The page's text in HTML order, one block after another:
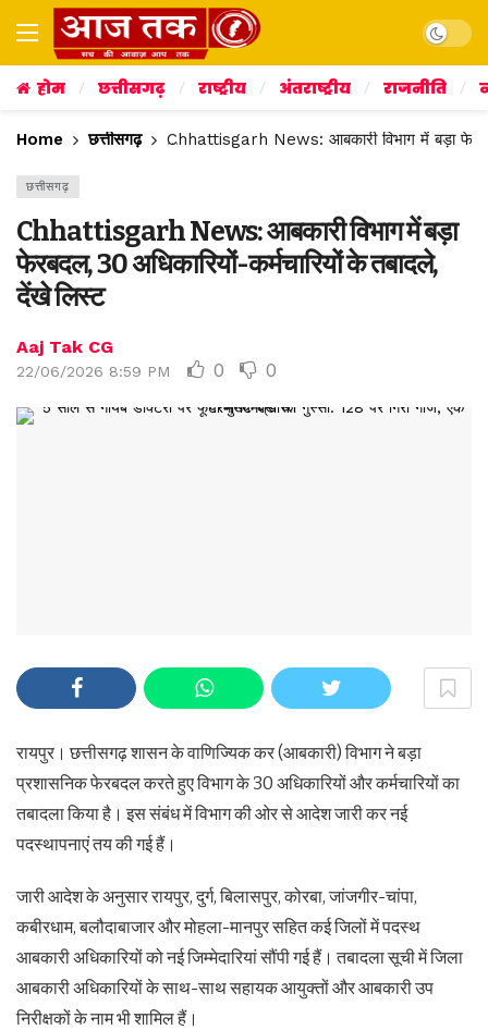
Dark
होम छत्तीसगढ़ राष्ट्रीय अंतराष्ट्रीय राजनीति
Home छत्तीसगढ़ Chhattisgarh News: आबकारी विभाग में बड़ा
छत्तीसगढ़
Chhattisgarh News: आबकारी विभाग में बड़ा
फेरबदल, 30 अधिकारियों-कर्मचारियों के तबादले,
देंखे लिस्ट
Aaj Tak CG
22/06/2026 8:59 PM 0 0
रायपुर। छत्तीसगढ़ शासन के वाणिज्यिक कर (आबकारी) विभाग ने बड़ा
प्रशासनिक फेरबदल करते हुए विभाग के 30 अधिकारियों और कर्मचारियों का
तबादला किया है। इस संबंध में विभाग की ओर से आदेश जारी कर नई
पदस्थापनाएं तय की गई हैं।
जारी आदेश के अनुसार रायपुर, दुर्ग, बिलासपुर, कोरबा, जांजगीर-चांपा,
कबीरधाम, बलौदाबाजार और मोहला-मानपुर सहित कई जिलों में पदस्थ
आबकारी अधिकारियों को नई जिम्मेदारियां सौंपी गई हैं। तबादला सूची में जिला
आबकारी अधिकारियों के साथ-साथ सहायक आयुक्तों और आबकारी उप
निरीक्षकों के नाम भी शामिल हैं।